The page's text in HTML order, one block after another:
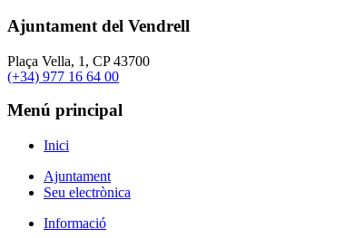
Ajuntament del Vendrell
Plaça Vella, 1, CP 43700
(+34) 977 16 64 00
Menú principal
Inici
Ajuntament
Seu electrònica
Informació